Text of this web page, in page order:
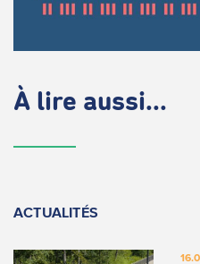
À lire aussi...
ACTUALITÉS